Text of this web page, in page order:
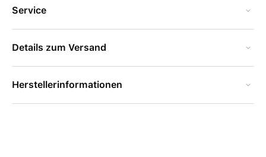
Service
Details zum Versand
Herstellerinformationen